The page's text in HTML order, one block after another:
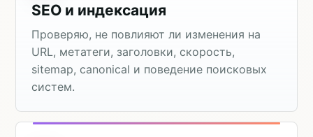
SEO и индексация
Проверяю, не повлияют ли изменения на
URL, метатеги, заголовки, скорость,
sitemap, canonical и поведение поисковых
систем.